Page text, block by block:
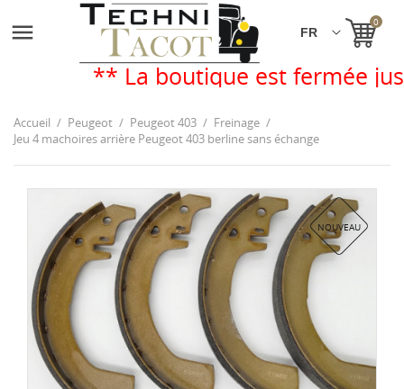
 0
** La boutique est fermée
Accueil Peugeot Peugeot 403
Freinage
Jeu 4 machoires arrière Peugeot 403 berline sans échange
NOUVEAU